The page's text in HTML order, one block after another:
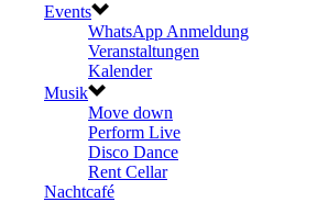
Events
WhatsApp Anmeldung
Veranstaltungen
Kalender
Musik
Move down
Perform Live
Disco Dance
Rent Cellar
Nachtcafé